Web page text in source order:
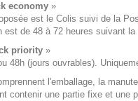
economy »
est le Colis suivi de la
est de 48 à 72 heures suivant la
priority »
48h (jours ouvrables).
l'emballage, la
contenir une partie fixe et une